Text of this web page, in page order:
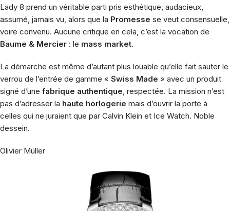
Lady 8 prend un véritable parti pris esthétique, audacieux,
assumé, jamais vu, alors que la Promesse se veut consensuelle,
voire convenu. Aucune critique en cela, c’est la vocation de
Baume & Mercier : le mass market.
La démarche est même d’autant plus louable qu’elle fait sauter le
verrou de l’entrée de gamme « Swiss Made » avec un produit
signé d’une fabrique authentique , respectée. La mission n’est
pas d’adresser la haute horlogerie mais d’ouvrir la porte à
celles qui ne juraient que par Calvin Klein et Ice Watch. Noble
dessein.
Olivier Müller